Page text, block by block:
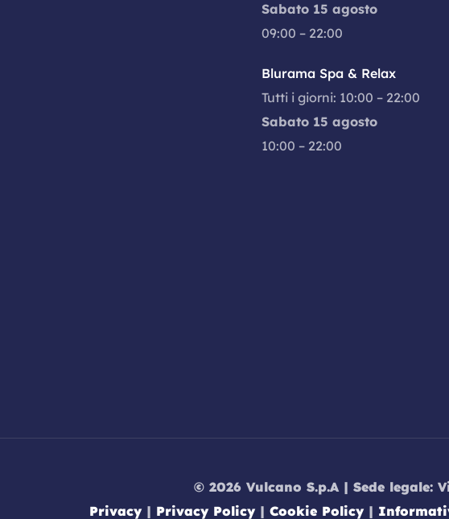
Sabato 15 agosto
09:00 – 22:00
Blurama Spa & Relax
Tutti i giorni: 10:00 – 22:00
Sabato 15 agosto
10:00 – 22:00
© 2026 Vulcano S.p.A | Sede legale:
Privacy | Privacy Policy | Cookie Policy |